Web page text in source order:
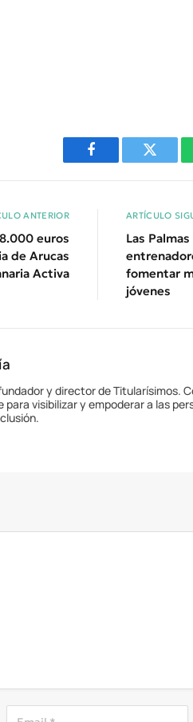
Facebook Twitter
ANTERIOR
euros
de Arucas
Activa
ARTÍCULO
Las
fomentar
jóvenes
y director de Titularísimos.
visibilizar y empoderar a las